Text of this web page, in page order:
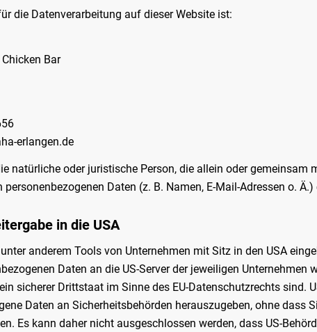
die Datenverarbeitung auf dieser Website ist:
Bar
erlangen.de
natürliche oder juristische Person, die allein oder gemeinsam
Daten (z. B. Namen, E-Mail-Adressen o.
in die USA
anderem Tools von Unternehmen mit Sitz in den USA
Daten an die US-Server der jeweiligen Unternehmen
sicherer Drittstaat im Sinne des EU-Datenschutzrechts sind.
Daten an Sicherheitsbehörden herauszugeben, ohne dass
Es kann daher nicht ausgeschlossen werden, dass US-